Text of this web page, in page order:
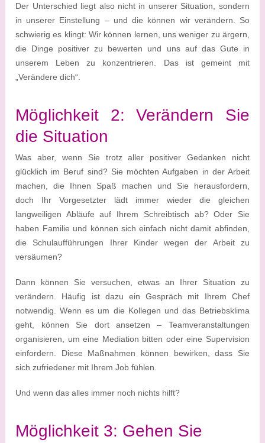
Der Unterschied liegt also nicht in unserer Situation, sondern
in unserer Einstellung – und die können wir verändern. So
schwierig es klingt: Wir können lernen, uns weniger zu ärgern,
die Dinge positiver zu bewerten und uns auf das Gute in
unserem Leben zu konzentrieren. Das ist gemeint mit
„Verändere dich“.
Möglichkeit 2: Verändern Sie
die Situation
Was aber, wenn Sie trotz aller positiver Gedanken nicht
glücklich im Beruf sind? Sie möchten Aufgaben in der Arbeit
machen, die Ihnen Spaß machen und Sie herausfordern,
doch Ihr Vorgesetzter lädt immer wieder die gleichen
langweiligen Abläufe auf Ihrem Schreibtisch ab? Oder Sie
haben Familie und können sich einfach nicht damit abfinden,
die Schulaufführungen Ihrer Kinder wegen der Arbeit zu
versäumen?
Dann können Sie versuchen, etwas an Ihrer Situation zu
verändern. Häufig ist dazu ein Gespräch mit Ihrem Chef
notwendig. Wenn es um die Kollegen und das Betriebsklima
geht, können Sie dort ansetzen – Teamveranstaltungen
organisieren, um eine Mediation bitten oder eine Supervision
einfordern. Diese Maßnahmen können bewirken, dass Sie
sich zufriedener mit Ihrem Job fühlen.
Und wenn das alles immer noch nichts hilft?
Möglichkeit 3: Gehen Sie